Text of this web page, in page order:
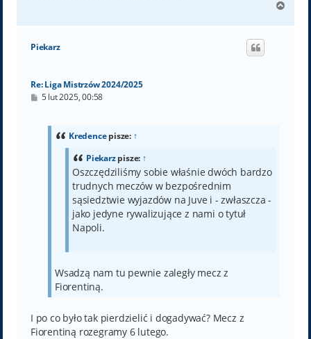
g
Piekarz
Re: Liga Mistrzów 2024/2025
P5 lut 2025, 00:58
Kredencepisze: ↑
Piekarzpisze: ↑
Oszczędziliśmy sobie właśnie dwóch bardzo
trudnych meczów w bezpośrednim
sąsiedztwie wyjazdów na Juve i - zwłaszcza -
jako jedyne rywalizujące z nami o tytuł
Napoli.
Wsadzą nam tu pewnie zaległy mecz z
Fiorentiną.
I po co było tak pierdzielić i dogadywać? Mecz z
Fiorentiną rozegramy 6 lutego.